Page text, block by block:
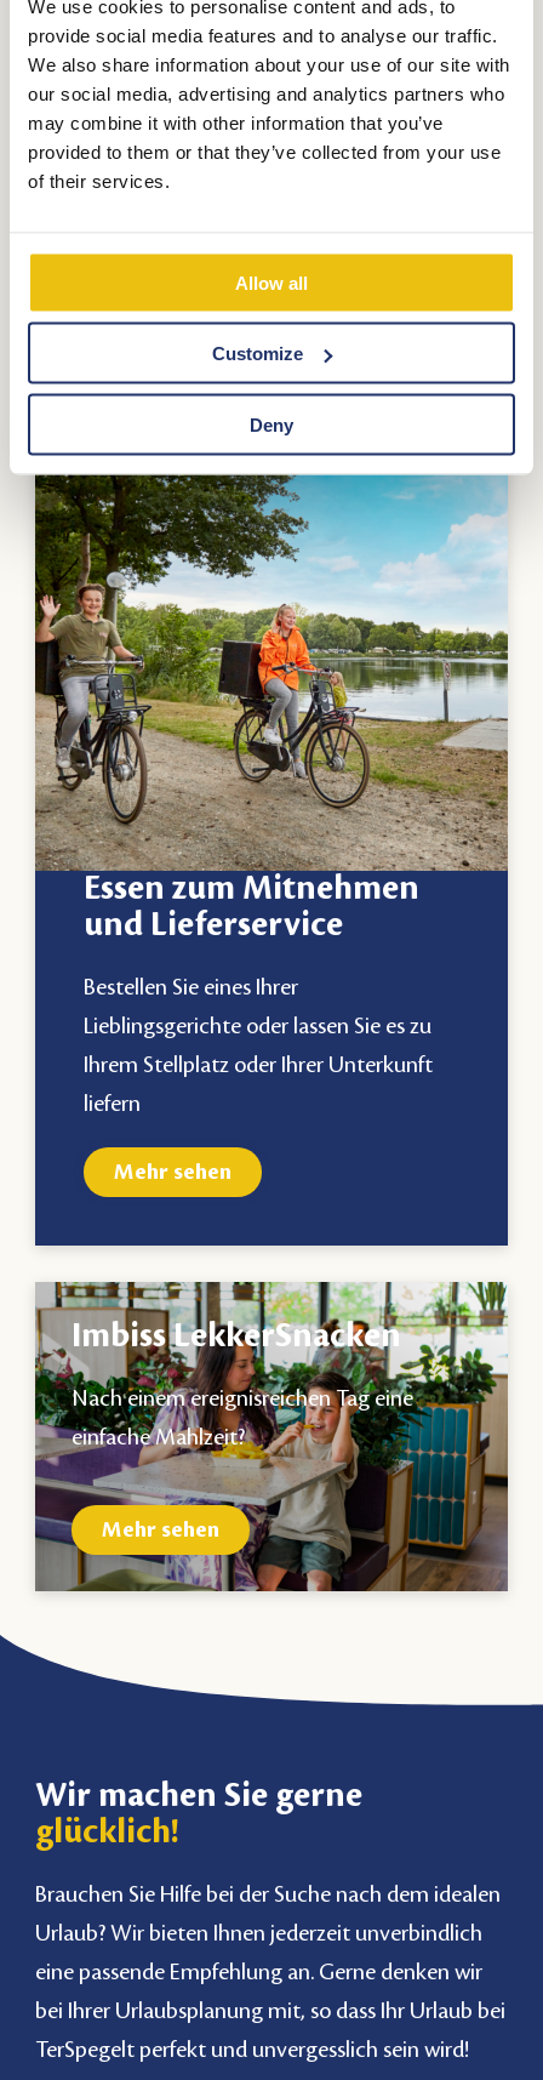
We use cookies to personalise content and ads, to
provide social media features and to analyse our traffic.
We also share information about your use of our site with
our social media, advertising and analytics partners who
may combine it with other information that you’ve
provided to them or that they’ve collected from your use
of their services.
Allow all
Customize
Deny
Abholcorner
LekkerMakkelijk
Mahlzeiten zum Mitnehmen bei
Essen zum Mitnehmen
und Lieferservice
Bestellen Sie eines Ihrer
Lieblingsgerichte oder lassen Sie es zu
Ihrem Stellplatz oder Ihrer Unterkunft
liefern
Mehr sehen
Imbiss LekkerSnacken
Nach einem ereignisreichen Tag eine
einfache Mahlzeit?
Mehr sehen
Wir machen Sie gerne
glücklich!
Brauchen Sie Hilfe bei der Suche nach dem idealen
Urlaub? Wir bieten Ihnen jederzeit unverbindlich
eine passende Empfehlung an. Gerne denken wir
bei Ihrer Urlaubsplanung mit, so dass Ihr Urlaub bei
TerSpegelt perfekt und unvergesslich sein wird!